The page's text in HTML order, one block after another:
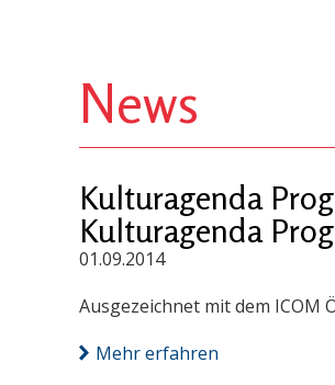
News
Kulturagenda
Kulturagenda
01.09.2014
Ausgezeichnet mit dem
Mehr erfahren